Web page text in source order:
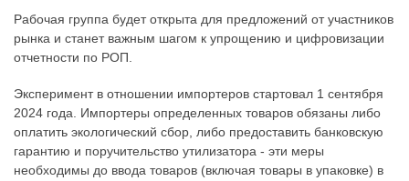
Рабочая группа будет открыта для предложений от участников
рынка и станет важным шагом к упрощению и цифровизации
отчетности по РОП.
Эксперимент в отношении импортеров стартовал 1 сентября
2024 года. Импортеры определенных товаров обязаны либо
оплатить экологический сбор, либо предоставить банковскую
гарантию и поручительство утилизатора - эти меры
необходимы до ввода товаров (включая товары в упаковке) в